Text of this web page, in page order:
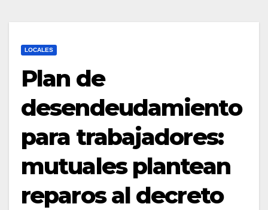
LOCALES
Plan de
desendeudamiento
para trabajadores:
mutuales plantean
reparos al decreto